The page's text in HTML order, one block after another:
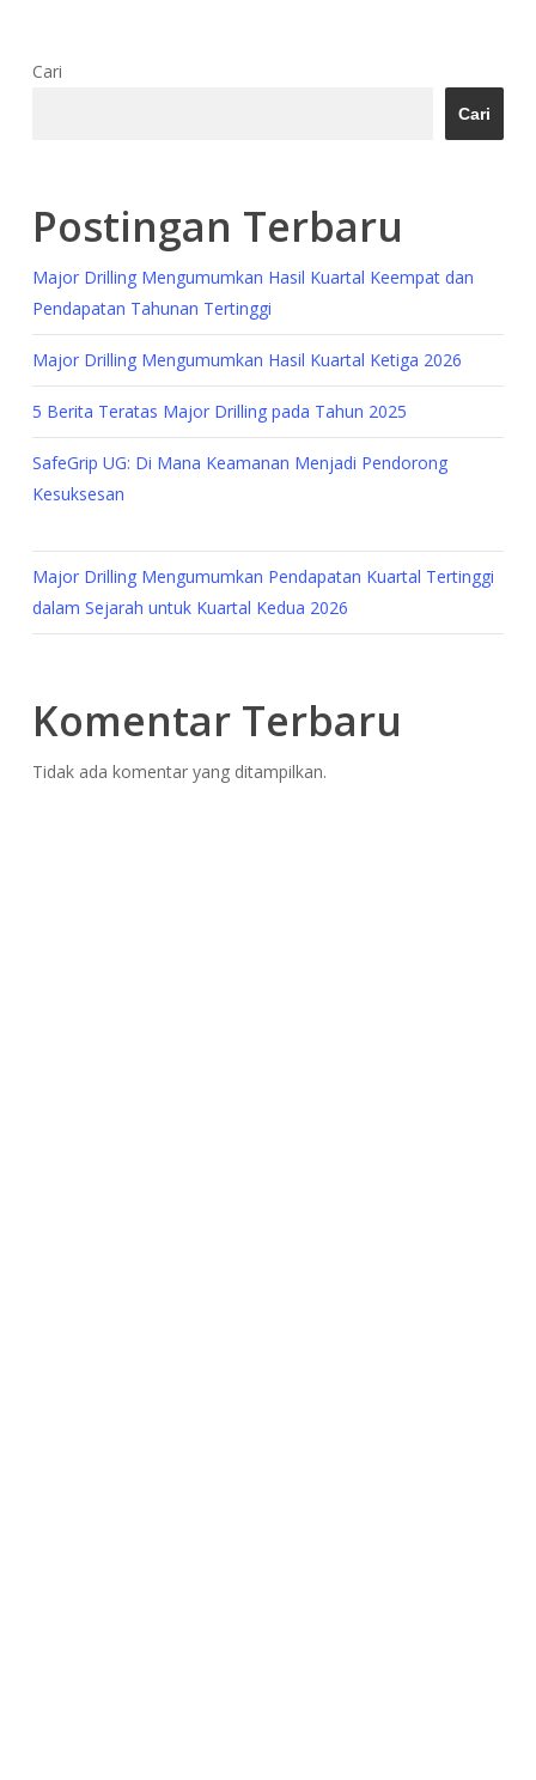
Cari
Cari
Postingan Terbaru
Major Drilling Mengumumkan Hasil Kuartal Keempat dan
Pendapatan Tahunan Tertinggi
Major Drilling Mengumumkan Hasil Kuartal Ketiga 2026
5 Berita Teratas Major Drilling pada Tahun 2025
SafeGrip UG: Di Mana Keamanan Menjadi Pendorong
Kesuksesan
Major Drilling Mengumumkan Pendapatan Kuartal Tertinggi
dalam Sejarah untuk Kuartal Kedua 2026
Komentar Terbaru
Tidak ada komentar yang ditampilkan.